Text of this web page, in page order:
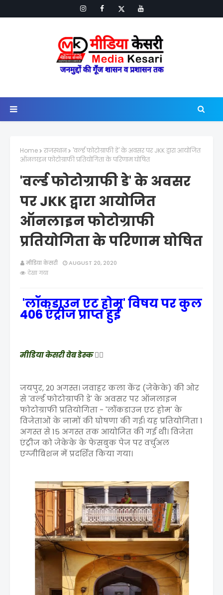
Home राजस्थान
'वर्ल्ड फोटोग्राफी डे' के अवसर पर JKK द्वारा आयोजित
ऑनलाइन फोटोग्राफी प्रतियोगिता के परिणाम घोषित
'वर्ल्ड फोटोग्राफी डे' के अवसर
पर JKK द्वारा आयोजित
ऑनलाइन फोटोग्राफी
प्रतियोगिता के परिणाम घोषित
मीडिया केसरी
AUGUST 20, 2020
देखा गया
'लॉकडाउन एट होम' विषय पर कुल
406 एंट्रीज प्राप्त हुईं
मीडिया केसरी वेब डेस्क✍🏻
जयपुर, 20 अगस्त। जवाहर कला केंद्र (जेकेके) की ओर
से 'वर्ल्ड फोटोग्राफी डे' के अवसर पर ऑनलाइन
फोटोग्राफी प्रतियोगिता - 'लॉकडाउन एट होम' के
विजेताओं के नामों की घोषणा की गई। यह प्रतियोगिता 1
अगस्त से 15 अगस्त तक आयोजित की गई थी। विजेता
एंट्रीज को जेकेके के फेसबुक पेज पर वर्चुअल
एग्जीबिशन में प्रदर्शित किया गया।